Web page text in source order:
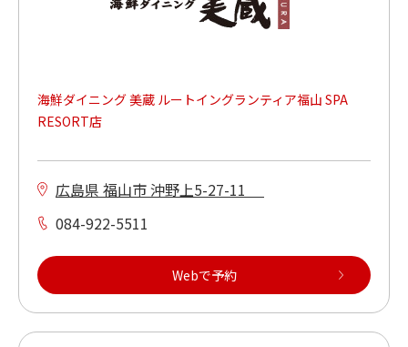
海鮮ダイニング 美蔵 ルートイングランティア福山 SPA
RESORT店
広島県 福山市 沖野上5-27-11
084-922-5511
Webで予約